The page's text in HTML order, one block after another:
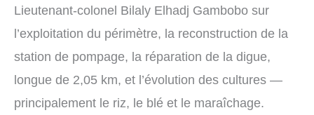
Lieutenant-colonel Bilaly Elhadj Gambobo sur
l’exploitation du périmètre, la reconstruction de la
station de pompage, la réparation de la digue,
longue de 2,05 km, et l’évolution des cultures —
principalement le riz, le blé et le maraîchage.